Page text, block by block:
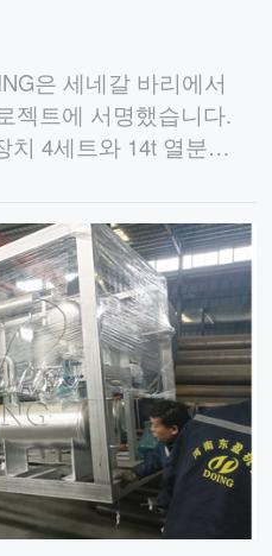
은 세네갈 바리에서
젝트에 서명했습니다.
치 4세트와 14t 열분해